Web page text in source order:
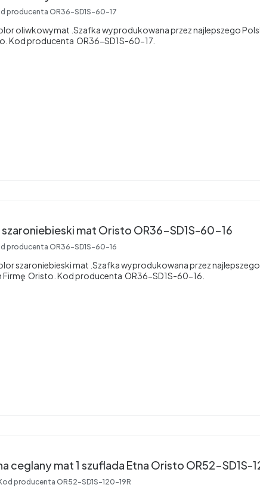
producenta OR36-SD1S-60-17
oliwkowymat .Szafka wyprodukowana przez najlepszego
Kod producenta OR36-SD1S-60-17.
szaroniebieski mat Oristo OR36-SD1S-60-16
producenta OR36-SD1S-60-16
szaroniebieski mat .Szafka wyprodukowana przez
Firmę Oristo. Kod producenta OR36-SD1S-60-16.
ceglany mat 1 szuflada Etna Oristo OR52-SD1S-
producenta OR52-SD1S-120-19R